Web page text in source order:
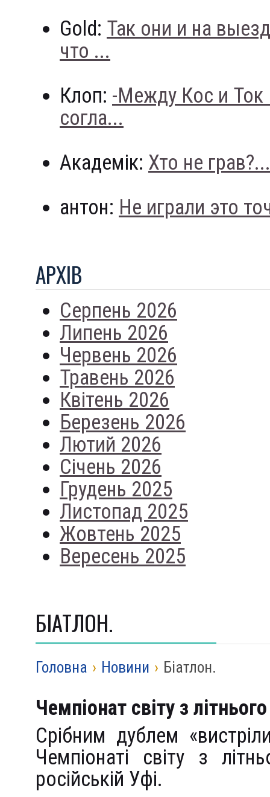
Gold: Так они и на
что ...
Клоп: -Между Кос и
согла...
Академік: Хто не грав?...
антон: Не играли это
АРХIВ
Серпень 2026
Липень 2026
Червень 2026
Травень 2026
Квітень 2026
Березень 2026
Лютий 2026
Січень 2026
Грудень 2025
Листопад 2025
Жовтень 2025
Вересень 2025
БІАТЛОН.
Головна › Новини › Біатлон.
Чемпіонат світу з
Срібним дублем
Чемпіонаті світу з
російській Уфі.